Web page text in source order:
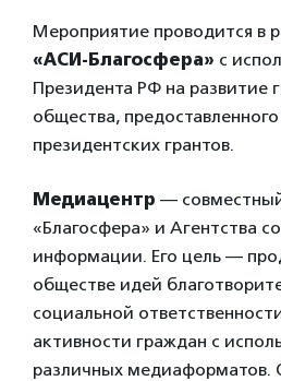
Мероприятие проводится в
«АСИ-Благосфера» с
Президента РФ на развитие
общества,
президентских грантов.
Медиацентр —
«Благосфера» и Агентства
информации. Его цель —
обществе идей
социальной
активности граждан с
различных медиаформатов.